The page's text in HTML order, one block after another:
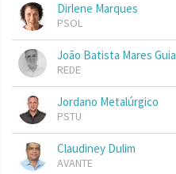
Dirlene Marques
PSOL
João Batista Mares Guia
REDE
Jordano Metalúrgico
PSTU
Claudiney Dulim
AVANTE